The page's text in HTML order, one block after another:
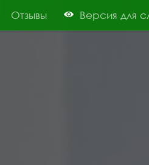
Отзывы Версия для